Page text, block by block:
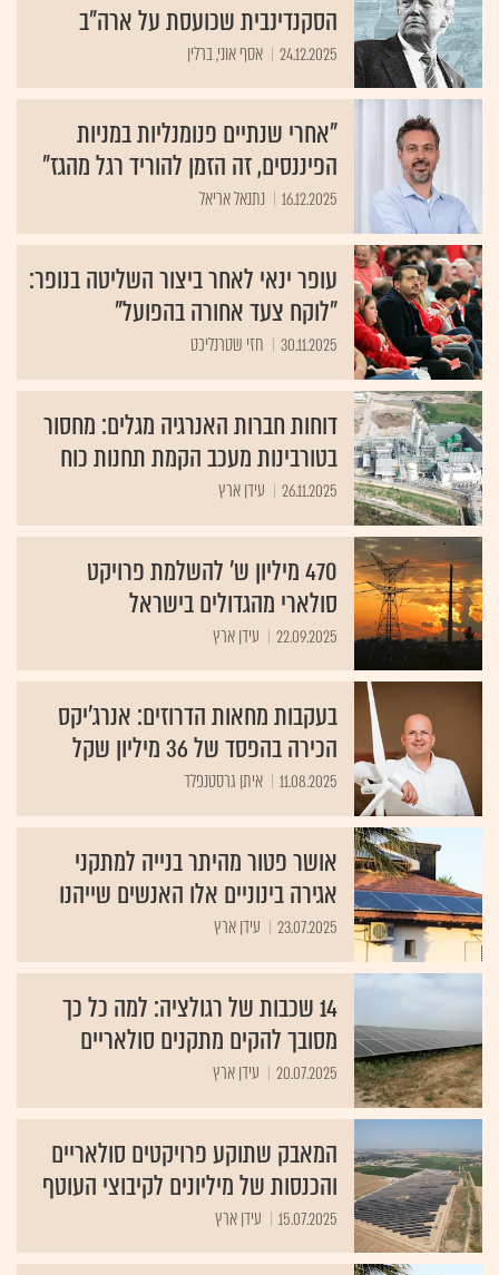
הסקנדינבית שכועסת על ארה"ב
24.12.2025 אסף אוני, ברלין
"אחרי שנתיים פנומנליות במניות
הפיננסים, זה הזמן להוריד רגל מהגז"
16.12.2025 נתנאל אריאל
עופר ינאי לאחר ביצור השליטה בנופר:
"לוקח צעד אחורה בהפועל"
30.11.2025 חזי שטרנליכט
דוחות חברות האנרגיה מגלים: מחסור
בטורבינות מעכב הקמת תחנות כוח
26.11.2025 עידן ארץ
470 מיליון ש' להשלמת פרויקט
סולארי מהגדולים בישראל
22.09.2025 עידן ארץ
בעקבות מחאות הדרוזים: אנרג'יקס
הכירה בהפסד של 36 מיליון שקל
11.08.2025 איתן גרסטנפלד
אושר פטור מהיתר בנייה למתקני
אגירה בינוניים אלו האנשים שייהנו
23.07.2025 עידן ארץ
14 שכבות של רגולציה: למה כל כך
מסובך להקים מתקנים סולאריים
20.07.2025 עידן ארץ
המאבק שתוקע פרויקטים סולאריים
והכנסות של מיליונים לקיבוצי העוטף
15.07.2025 עידן ארץ